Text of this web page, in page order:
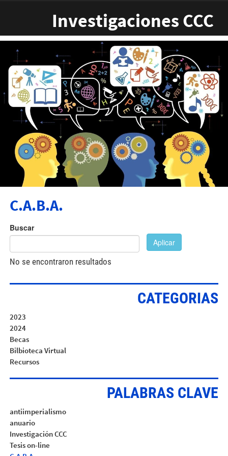
Investigaciones CCC
C.A.B.A.
Buscar
Aplicar
No se encontraron resultados
CATEGORIAS
2023
2024
Becas
Bilbioteca Virtual
Recursos
PALABRAS CLAVE
antiimperialismo
anuario
Investigación CCC
Tesis on-line